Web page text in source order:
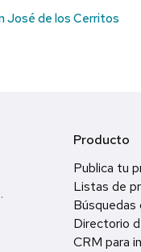
José de los Cerritos
Producto
Publica tu
Listas de
Búsquedas
Directorio
CRM para